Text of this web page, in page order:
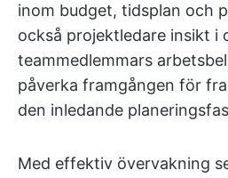
inom budget, tidsplan och
också projektledare insikt i
teammedlemmars
påverka framgången för
den inledande
Med effektiv övervakning